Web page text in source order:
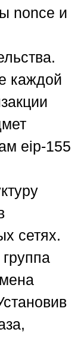
nonce и
каждой
eip-155
сетях.